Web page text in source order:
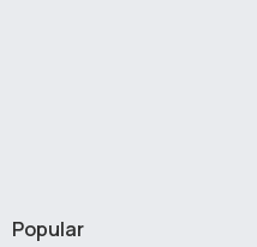
Popular